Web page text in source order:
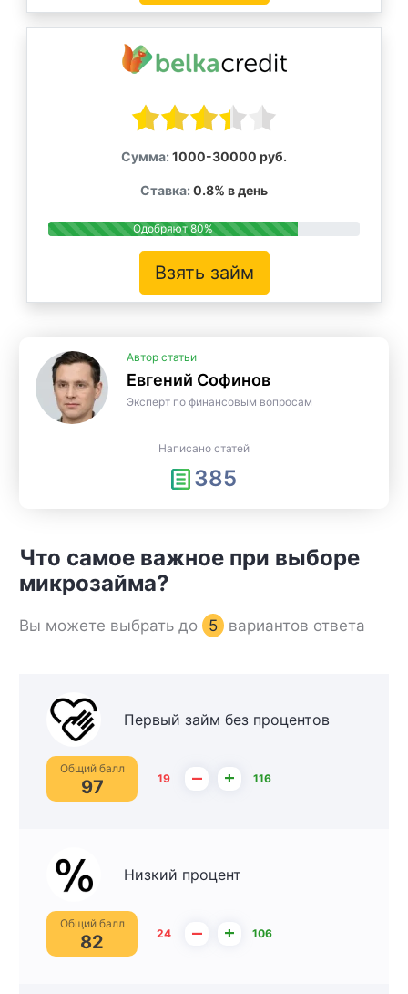
Сумма: 1000-30000 руб.
Ставка: 0.8% в день
Одобряют 80%
Взять займ
Автор статьи
Евгений Софинов
Эксперт по финансовым вопросам
Написано статей
385
Что самое важное при выборе
микрозайма?
Вы можете выбрать до 5 вариантов ответа
Первый займ без процентов
Общий балл
97 19 – + 116
Низкий процент
Общий балл
82 24 – + 106